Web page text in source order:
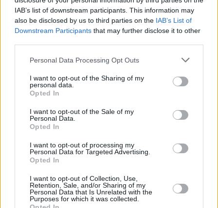
IAB’s list of downstream participants. This information may
also be disclosed by us to third parties on the IAB’s List of
Downstream Participants that may further disclose it to other
Please note that this website/app uses one or more Google
not limited to your visit or usage behaviour. You may click to
grant or deny consent to Google and its third-party tags to
use your data for below specified purposes in below Google
consent section.
Personal Data Processing Opt Outs
I want to opt-out of the Sharing of my
personal data.
Opted In
I want to opt-out of the Sale of my
Personal Data.
Opted In
I want to opt-out of processing my
Personal Data for Targeted Advertising.
Opted In
I want to opt-out of Collection, Use,
Retention, Sale, and/or Sharing of my
Personal Data that Is Unrelated with the
Purposes for which it was collected.
Ξωτικών στα Τρίκαλα λόγω των μπλόκων των αγροτών
Κλείνουν και παρακαμπτήριους στις εθνικές οδούς οι
Καλαμπάκα εκφράζουν ανησυχία
08.12.2025, 11:11 71